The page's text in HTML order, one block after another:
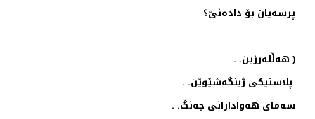
پرسه‌یان بۆ داده‌نێ؟
( هه‌ڵله‌رزین. .
پلاستیكی ژینگه‌شێوێن. .
سه‌مای هه‌وادارانی جه‌نگ‌. .